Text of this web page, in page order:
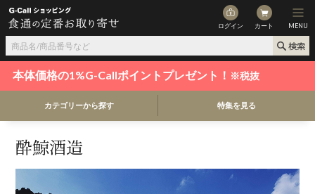
ログイン カート MENU
本体価格の1%G-Callポイントプレゼント！ ※税抜
カテゴリーから探す 特集を見る
酔鯨酒造